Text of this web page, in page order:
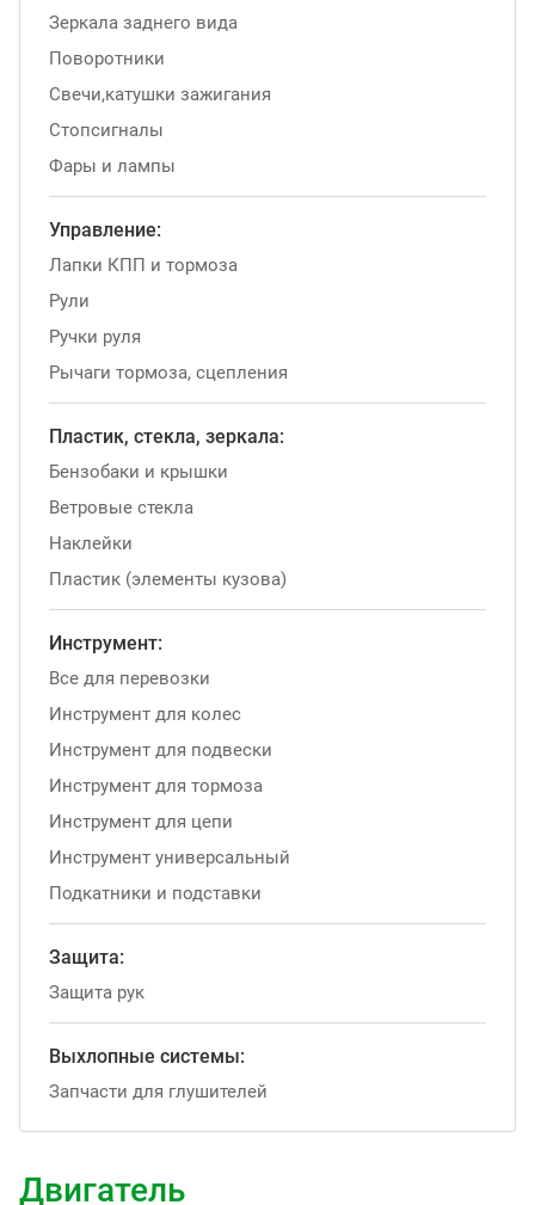
Зеркала заднего вида
Поворотники
Свечи,катушки зажигания
Стопсигналы
Фары и лампы
Управление:
Лапки КПП и тормоза
Рули
Ручки руля
Рычаги тормоза, сцепления
Пластик, стекла, зеркала:
Бензобаки и крышки
Ветровые стекла
Наклейки
Пластик (элементы кузова)
Инструмент:
Все для перевозки
Инструмент для колес
Инструмент для подвески
Инструмент для тормоза
Инструмент для цепи
Инструмент универсальный
Подкатники и подставки
Защита:
Защита рук
Выхлопные системы:
Запчасти для глушителей
Двигатель